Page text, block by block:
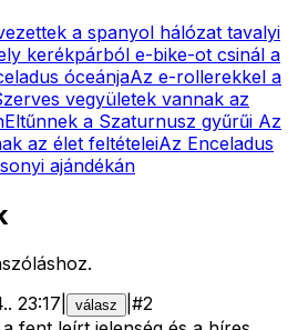
a spanyol hálózat tavalyi
kerékpárból e-bike-ot csinál a
óceánjaAz e-rollerekkel a
vegyületek vannak az
Eltűnnek a Szaturnusz gyűrűi Az
az élet feltételeiAz Enceladus
ajándékán
. 23:17 válasz #2